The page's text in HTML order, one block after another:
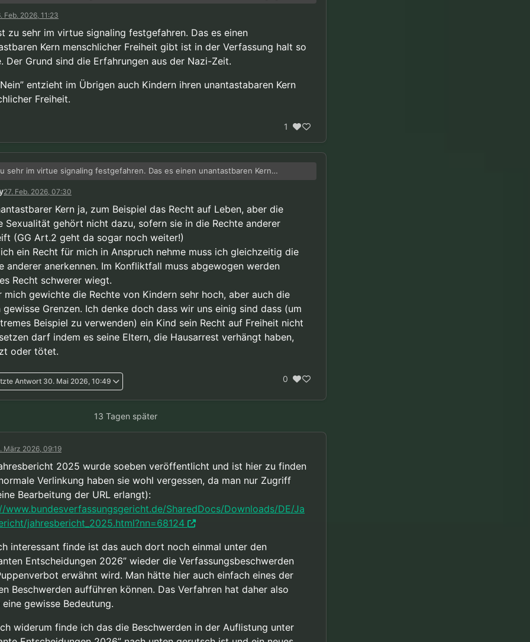
Freiheiten anderer Menschen direkt oder indirekt einschränkt.
immer eine Abwägung erforderlich. Und ich für meine Person gewichte das
von Kindern sehr viel höher als meine sexuelle Freiheit.
Diskussion ist doch eigentlich sinnlos, da alles was an Fakten auf dem Tisch
eine ganz andere Richtung weist. Nämlich dass kindliche Sexpuppen sogar einen
Effekt haben können, aber sehr wahrscheinlich keine Gefahr steigern.
Feb. 2026, 11:23
zu sehr im virtue signaling festgefahren. Das es einen
Kern menschlicher Freiheit gibt ist in der Verfassung halt so
Der Grund sind die Erfahrungen aus der Nazi-Zeit.
entzieht im Übrigen auch Kindern ihren unantastabaren Kern
Freiheit.
1
sehr im virtue signaling festgefahren. Das es einen unantastbaren Kern
Freiheit gibt ist in der Verfassung halt so drinne. Der Grund sind die
aus der Nazi-Zeit.
entzieht im Übrigen auch Kindern ihren unantastabaren Kern menschlicher
27. Feb. 2026, 07:30
Kern ja, zum Beispiel das Recht auf Leben, aber die
Sexualität gehört nicht dazu, sofern sie in die Rechte anderer
(GG Art.2 geht da sogar noch weiter!)
ein Recht für mich in Anspruch nehme muss ich gleichzeitig die
anderer anerkennen. Im Konfliktfall muss abgewogen werden
Recht schwerer wiegt.
mich gewichte die Rechte von Kindern sehr hoch, aber auch die
gewisse Grenzen. Ich denke doch dass wir uns einig sind dass (um
Beispiel zu verwenden) ein Kind sein Recht auf Freiheit nicht
darf indem es seine Eltern, die Hausarrest verhängt haben,
oder tötet.
Antwort 30. Mai 2026, 10:49 0
13 Tagen später
März 2026, 09:19
2025 wurde soeben veröffentlicht und ist hier zu finden
Verlinkung haben sie wohl vergessen, da man nur Zugriff
Bearbeitung der URL erlangt):
www.bundesverfassungsgericht.de/SharedDocs/Downloads/DE/Ja
jahresbericht_2025.html?nn=68124
interessant finde ist das auch dort noch einmal unter den
Entscheidungen 2026” wieder die Verfassungsbeschwerden
erwähnt wird. Man hätte hier auch einfach eines der
Beschwerden aufführen können. Das Verfahren hat daher also
eine gewisse Bedeutung.
widerum finde ich das die Beschwerden in der Auflistung unter